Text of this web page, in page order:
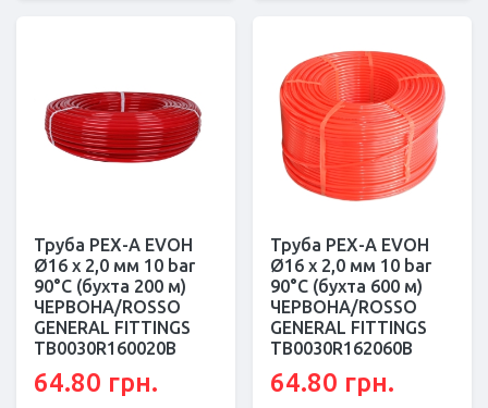
Труба PEX-A EVOH
Ø16 х 2,0 мм 10 bar
90°C (бухта 200 м)
ЧЕРВОНА/ROSSO
GENERAL FITTINGS
TB0030R160020B
64.80 грн.
Труба PEX-A EVOH
Ø16 х 2,0 мм 10 bar
90°C (бухта 600 м)
ЧЕРВОНА/ROSSO
GENERAL FITTINGS
TB0030R162060B
64.80 грн.